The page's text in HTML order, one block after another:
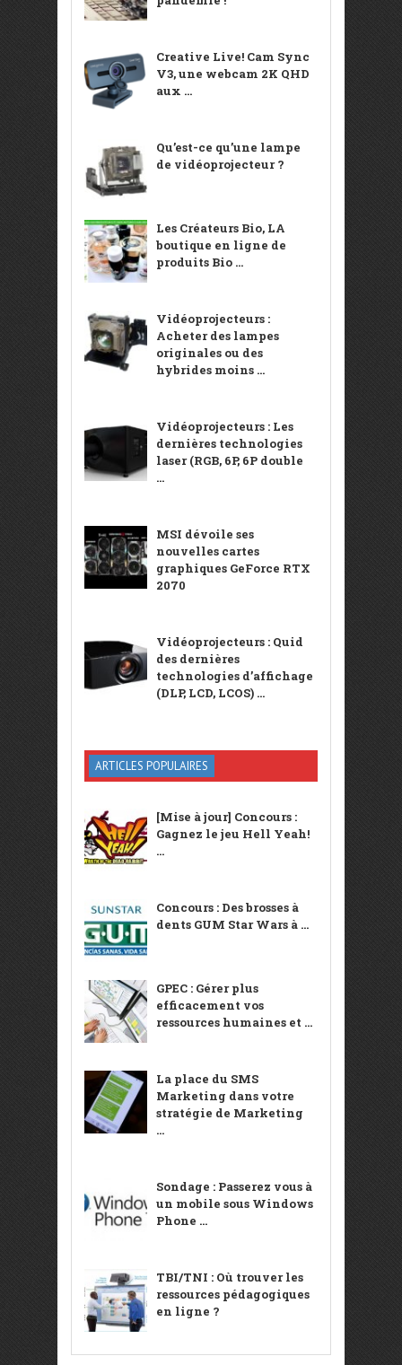
Creative Live! Cam Sync
V3, une webcam 2K QHD
aux ...
Qu’est-ce qu’une lampe
de vidéoprojecteur ?
Les Créateurs Bio, LA
boutique en ligne de
produits Bio ...
Vidéoprojecteurs :
Acheter des lampes
originales ou des
hybrides moins ...
Vidéoprojecteurs : Les
dernières technologies
laser (RGB, 6P, 6P double
...
MSI dévoile ses
nouvelles cartes
graphiques GeForce RTX
2070
Vidéoprojecteurs : Quid
des dernières
technologies d’affichage
(DLP, LCD, LCOS) ...
ARTICLES POPULAIRES
[Mise à jour] Concours :
Gagnez le jeu Hell Yeah!
...
Concours : Des brosses à
dents GUM Star Wars à ...
GPEC : Gérer plus
efficacement vos
ressources humaines et ...
La place du SMS
Marketing dans votre
stratégie de Marketing
...
Sondage : Passerez vous à
un mobile sous Windows
Phone ...
TBI/TNI : Où trouver les
ressources pédagogiques
en ligne ?